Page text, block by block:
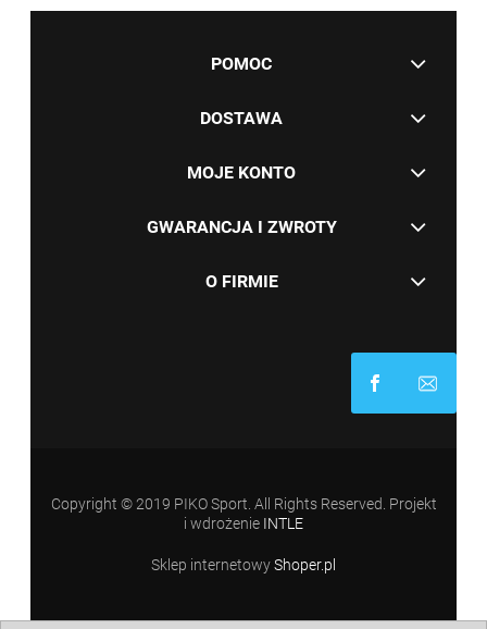
POMOC
DOSTAWA
MOJE KONTO
GWARANCJA I ZWROTY
O FIRMIE
Copyright © 2019 PIKO Sport. All Rights Reserved. Projekt
i wdrożenie INTLE
Sklep internetowyShoper.pl